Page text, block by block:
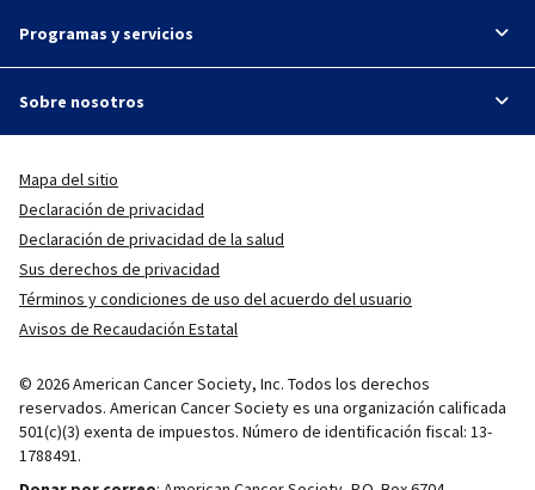
Programas y servicios
Sobre nosotros
Mapa del sitio
Declaración de privacidad
Declaración de privacidad de la salud
Sus derechos de privacidad
Términos y condiciones de uso del acuerdo del usuario
Avisos de Recaudación Estatal
© 2026 American Cancer Society, Inc. Todos los derechos
reservados. American Cancer Society es una organización calificada
501(c)(3) exenta de impuestos. Número de identificación fiscal: 13-
1788491.